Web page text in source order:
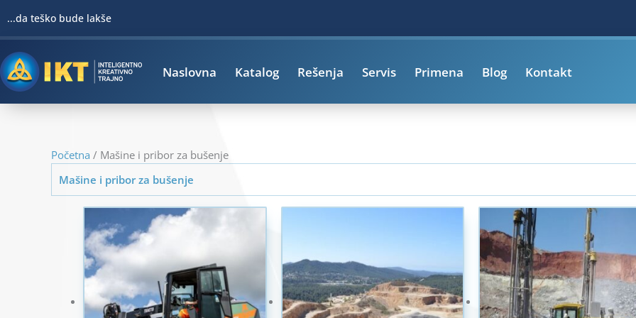
na
sadržaj
...da teško bude lakše
Naslovna Katalog Rešenja Servis Primena Blog Kontakt
Početna / Mašine i pribor za bušenje
Mašine i pribor za bušenje